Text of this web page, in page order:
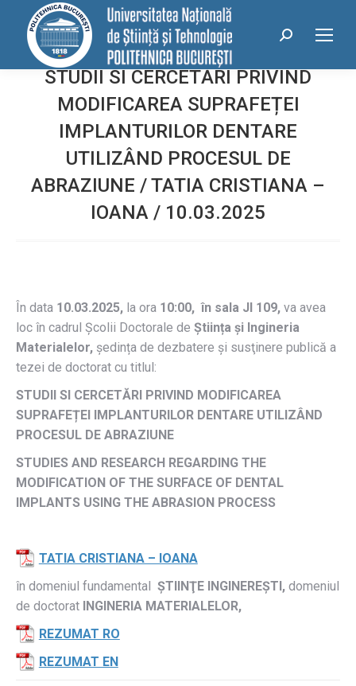
conținut
Search:
STUDII SI CERCETĂRI PRIVIND
MODIFICAREA SUPRAFEȚEI
IMPLANTURILOR DENTARE
UTILIZÂND PROCESUL DE
ABRAZIUNE / TATIA CRISTIANA –
IOANA / 10.03.2025
În data 10.03.2025, la ora 10:00, în sala JI 109, va avea
loc în cadrul Școlii Doctorale de Știința și Ingineria
Materialelor, ședința de dezbatere și susţinere publică a
tezei de doctorat cu titlul:
STUDII SI CERCETĂRI PRIVIND MODIFICAREA
SUPRAFEȚEI IMPLANTURILOR DENTARE UTILIZÂND
PROCESUL DE ABRAZIUNE
STUDIES AND RESEARCH REGARDING THE
MODIFICATION OF THE SURFACE OF DENTAL
IMPLANTS USING THE ABRASION PROCESS
TATIA CRISTIANA – IOANA
în domeniul fundamental ȘTIINŢE INGINEREȘTI, domeniul
de doctorat INGINERIA MATERIALELOR,
REZUMAT RO
REZUMAT EN